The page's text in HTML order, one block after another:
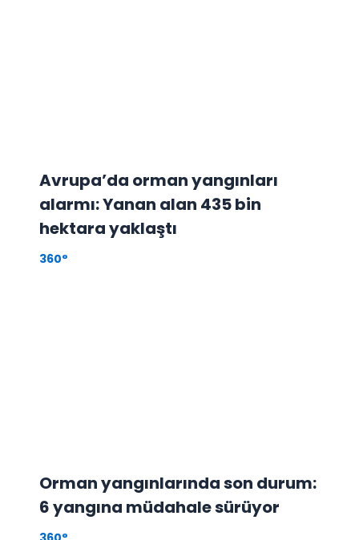
Avrupa’da orman yangınları
alarmı: Yanan alan 435 bin
hektara yaklaştı
360°
Orman yangınlarında son durum:
6 yangına müdahale sürüyor